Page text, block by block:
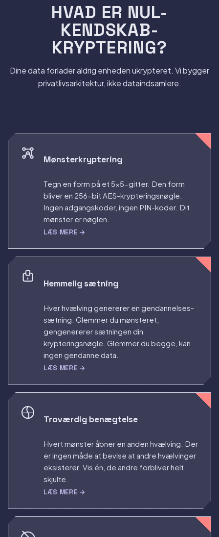
Brug gendannelses-sætning
Tilslut delt hvælving
HVAD ER NUL-
KENDSKAB-
KRYPTERING?
Dine data forlader aldrig enheden ukrypteret. Vi bygger
privatlivsarkitektur, ikke dataindsamlere.
Mønsterkryptering
Tegn en form på et 5×5-gitter. Den form
bliver en 256-bit AES-krypteringsnøgle.
Ingen adgangskoder, ingen PIN-koder. Dit
mønster er nøglen.
LÆS MERE →
Hemmelig sætning
Hver hvælving genererer en gendannelses-
sætning. Glemmer du mønsteret,
gengenererer sætningen din
krypteringsnøgle. Glemmer du begge, kan
ingen gendanne data.
LÆS MERE →
Troværdig benægtelse
Hvert mønster åbner en anden hvælving. Der
er ingen måde at bevise at andre hvælvinger
eksisterer. Vis én, de andre forbliver helt
skjulte.
LÆS MERE →